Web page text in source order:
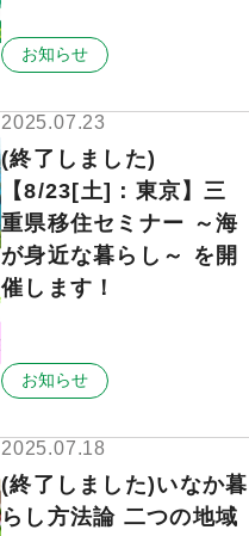
お知らせ
2025.07.23
(終了しました)
【8/23[土]：東京】三
重県移住セミナー ～海
が身近な暮らし～ を開
催します！
お知らせ
2025.07.18
(終了しました)いなか暮
らし方法論 二つの地域